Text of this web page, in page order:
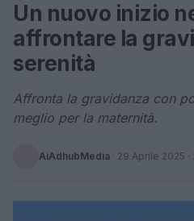
Un nuovo inizio
affrontare la
serenità
Affronta la gravidanza con
meglio per la maternità.
AiAdhubMedia · 29 Aprile 2025